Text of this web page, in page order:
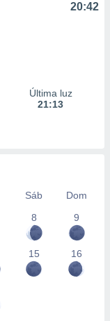
20:42
Última luz
21:13
Sáb
Dom
8
9
15 16